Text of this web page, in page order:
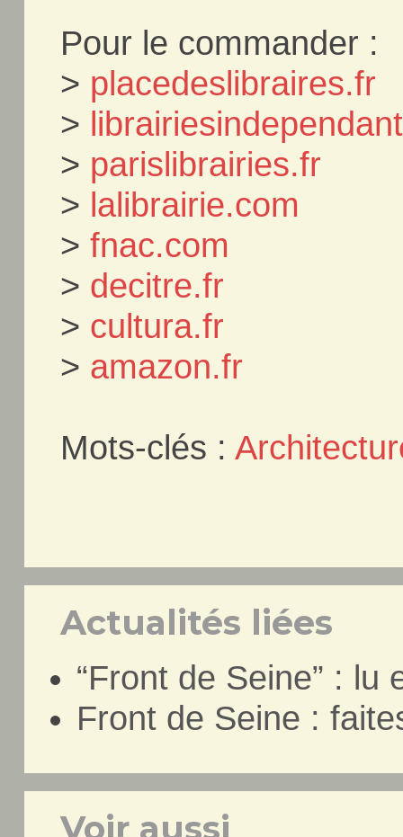
Pour le commander :
> placedeslibraires.fr
>
> parislibrairies.fr
> lalibrairie.com
>fnac.com
> decitre.fr
> cultura.fr
> amazon.fr
Mots-clés :
Actualités liées
“Front de Seine” : lu
Front de Seine :
Voir aussi